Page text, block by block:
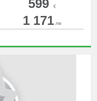
599 €
1 171 лв